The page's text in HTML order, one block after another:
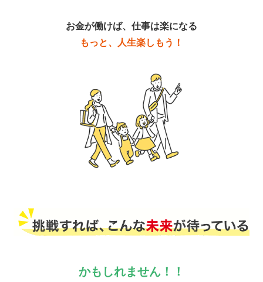
お金が働けば、仕事は楽になる
もっと、人生楽しもう！
かもしれません ！！